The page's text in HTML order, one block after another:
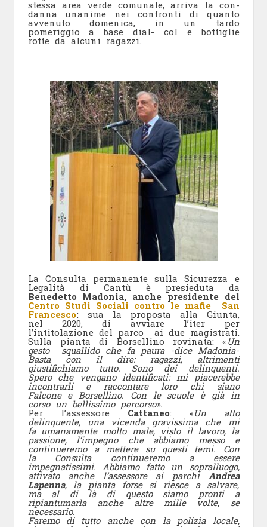
stessa area verde comunale, arriva la con-
danna unanime nei confronti di quanto
avvenuto domenica, in un tardo
pomeriggio a base dial- col e bottiglie
rotte da alcuni ragazzi.
La Consulta permanente sulla Sicurezza e
Legalità di Cantù è presieduta da
Benedetto Madonia, anche presidente del
Centro Studi Sociali contro le mafie San
Francesco:sua la proposta alla Giunta,
nel 2020, di avviare l’iter per
l’intitolazione del parco ai due magistrati.
Sulla pianta di Borsellino rovinata: « Un
gesto squallido che fa paura -dice Madonia-
Basta con il dire: ragazzi, altrimenti
giustifichiamo tutto. Sono dei delinquenti.
Spero che vengano identificati: mi piacerebbe
incontrarli e raccontare loro chi siano
Falcone e Borsellino. Con le scuole è già in
corso un bellissimo percorso».
Per l’assessore Cattaneo: «Un atto
delinquente, una vicenda gravissima che mi
fa umanamente molto male, visto il lavoro, la
passione, l’impegno che abbiamo messo e
continueremo a mettere su questi temi. Con
la Consulta continueremo a essere
impegnatissimi. Abbiamo fatto un sopralluogo,
attivato anche l’assessore ai parchi Andrea
Lapenna, la pianta forse si riesce a salvare,
ma al di là di questo siamo pronti a
ripiantumarla anche altre mille volte, se
necessario.
Faremo di tutto anche con la polizia locale,